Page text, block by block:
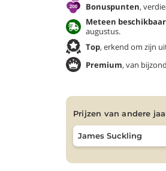
Bonuspunten,
Meteen beschikbaar
augustus.
Top, erkend om zijn
Premium, van
prijzen van andere
James Suckling